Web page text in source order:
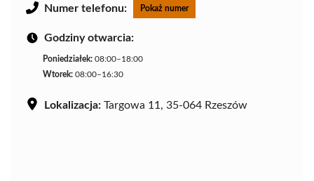
Numer telefonu: Pokaż numer
Godziny otwarcia:
Poniedziałek: 08:00–18:00
Wtorek: 08:00–16:30
Lokalizacja: Targowa 11, 35-064 Rzeszów